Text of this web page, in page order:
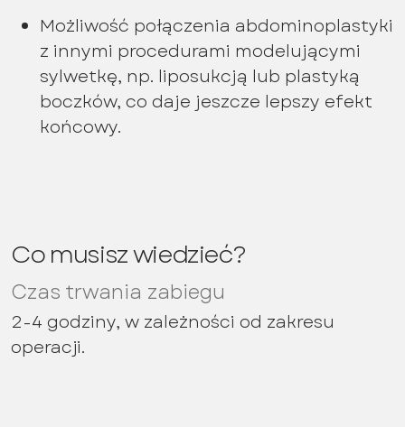
Możliwość połączenia abdominoplastyki
z innymi procedurami modelującymi
sylwetkę, np. liposukcją lub plastyką
boczków, co daje jeszcze lepszy efekt
końcowy.
Co musisz wiedzieć?
Czas trwania zabiegu
2-4 godziny, w zależności od zakresu
operacji.